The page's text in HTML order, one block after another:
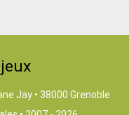
Jay • 38000 Grenoble